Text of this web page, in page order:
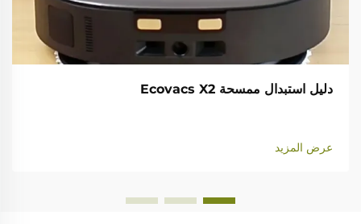
دليل استبدال ممسحة Ecovacs X2
عرض المزيد